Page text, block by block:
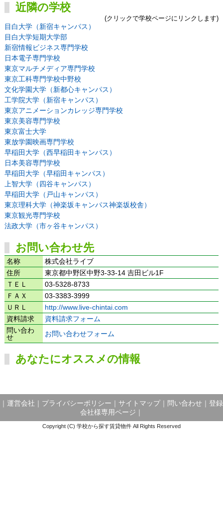
近隣の学校
(クリックで学校ページにリンクします)
目白大学（新宿キャンパス）
目白大学短期大学部
新宿情報ビジネス専門学校
日本電子専門学校
東京マルチメディア専門学校
東京工科専門学校中野校
文化学園大学（新都心キャンパス）
工学院大学（新宿キャンパス）
東京アニメーションカレッジ専門学校
東京美容専門学校
東京富士大学
東放学園映画専門学校
早稲田大学（西早稲田キャンパス）
日本美容専門学校
早稲田大学（早稲田キャンパス）
上智大学（四谷キャンパス）
早稲田大学（戸山キャンパス）
東京理科大学（神楽坂キャンパス神楽坂校舎）
東京観光専門学校
法政大学（市ヶ谷キャンパス）
お問い合わせ先
名称
株式会社ライブ
住所
東京都中野区中野3-33-14 吉田ビル1F
ＴＥＬ
03-5328-8733
ＦＡＸ
03-3383-3999
ＵＲＬ
http://www.live-chintai.com
資料請求
資料請求フォーム
問い合わ
せ
お問い合わせフォーム
あなたにオススメの情報
運営会社 プライバシーポリシー サイトマップ｜ 問い合わせ
登録
会社様専用ページ
Copyright (C) 学校から探す賃貸物件 All Rights Reserved